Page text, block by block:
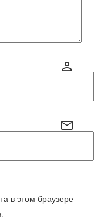
в этом браузере